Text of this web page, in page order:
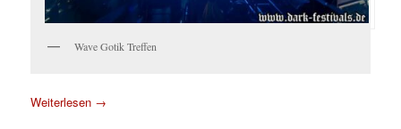
Wave Gotik Treffen
Weiterlesen →